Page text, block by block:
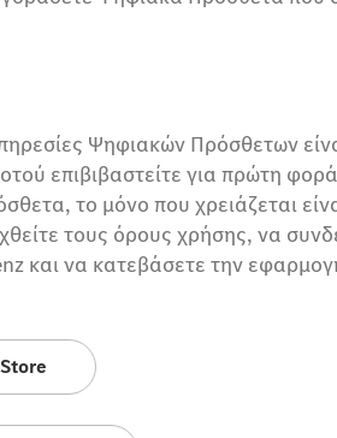
Ψηφιακών Πρόσθετων
επιβιβαστείτε για πρώτη
το μόνο που χρειάζεται
τους όρους χρήσης, να
και να κατεβάσετε την